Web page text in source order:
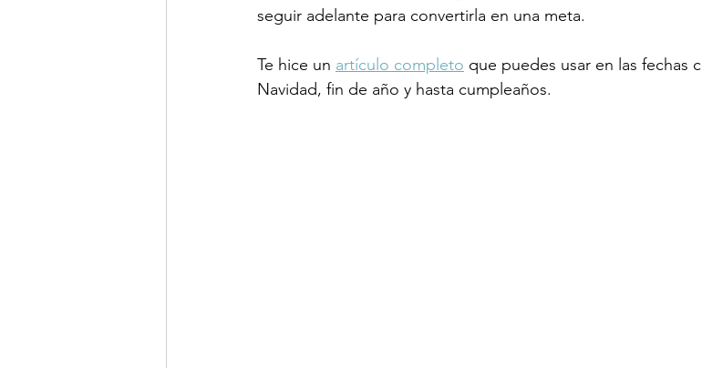
seguir adelante para convertirla en una meta.
Te hice un artículo completo que puedes usar en las fechas
Navidad, fin de año y hasta cumpleaños.